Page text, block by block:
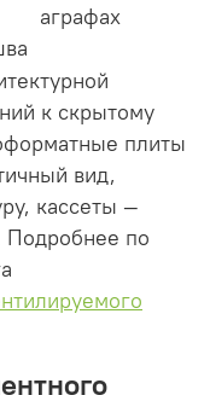
аграфах
к скрытому
плиты
вид,
кассеты —
по